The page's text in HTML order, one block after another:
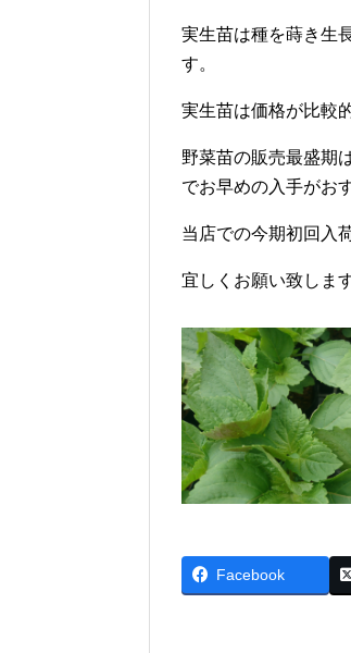
実生苗は種を蒔き生
す。
実生苗は価格が比較
野菜苗の販売最盛期
でお早めの入手がお
当店での今期初回入
宜しくお願い致します
Facebook